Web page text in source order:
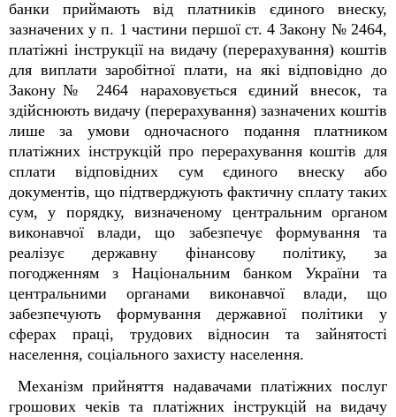
банки приймають від платників єдиного внеску,
зазначених у п. 1 частини першої ст. 4 Закону № 2464,
платіжні інструкції на видачу (перерахування) коштів
для виплати заробітної плати, на які відповідно до
Закону№ 2464 нараховується єдиний внесок, та
здійснюють видачу (перерахування) зазначених коштів
лише за умови одночасного подання платником
платіжних інструкцій про перерахування коштів для
сплати відповідних сум єдиного внеску або
документів, що підтверджують фактичну сплату таких
сум, у порядку, визначеному центральним органом
виконавчої влади, що забезпечує формування та
реалізує державну фінансову політику, за
погодженням з Національним банком України та
центральними органами виконавчої влади, що
забезпечують формування державної політики у
сферах праці, трудових відносин та зайнятості
населення, соціального захисту населення.
Механізм прийняття надавачами платіжних послуг
грошових чеків та платіжних інструкцій на видачу